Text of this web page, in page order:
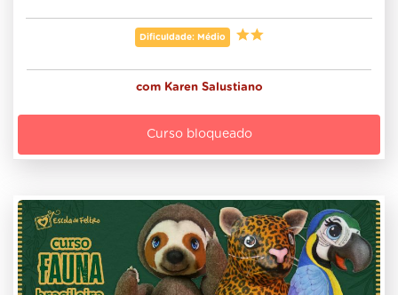
Dificuldade: Médio
com Karen Salustiano
Curso bloqueado